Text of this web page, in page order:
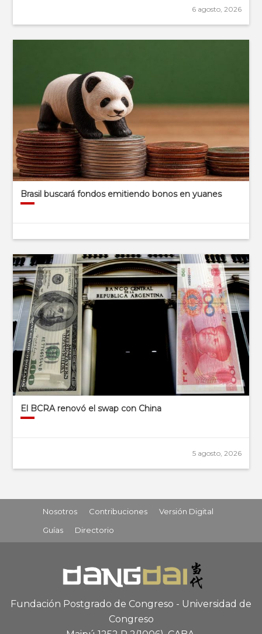
6 agosto, 2026
Brasil buscará fondos emitiendo bonos en yuanes
El BCRA renovó el swap con China
5 agosto, 2026
Nosotros Contribuciones
Versión Digital
Guías
Directorio
Fundación Postgrado de Congreso - Universidad de
Congreso